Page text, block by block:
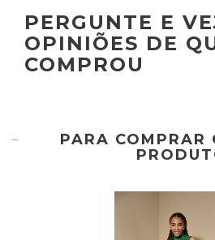
PERGUNTE E
OPINIÕES DE
COMPROU
PARA COMPRAR